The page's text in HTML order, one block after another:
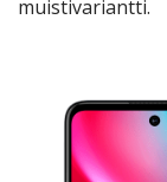
muistivariantti.